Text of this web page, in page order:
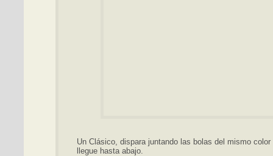
Un Clásico, dispara juntando las bolas del mismo
llegue hasta abajo.